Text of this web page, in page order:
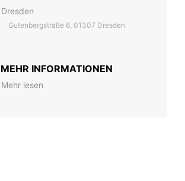
Dresden
Gutenbergstraße 6, 01307 Dresden
MEHR INFORMATIONEN
Mehr lesen